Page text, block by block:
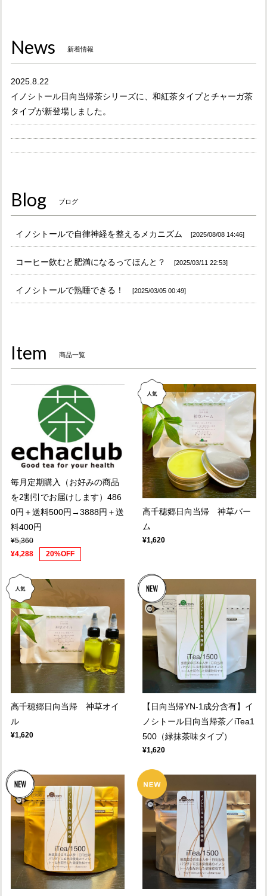
News 新着情報
2025.8.22
イノシトール日向当帰茶シリーズに、和紅茶タイプとチャーガ茶
タイプが新登場しました。
Blog ブログ
イノシトールで自律神経を整えるメカニズム 2025/08/08 14:46
コーヒー飲むと肥満になるってほんと？ 2025/03/11 22:53
イノシトールで熟睡できる！ 2025/03/05 00:49
Item 商品一覧
毎月定期購入（お好みの商品
を2割引でお届けします）486
0円＋送料500円→3888円＋送
料400円
¥5,360
¥4,288
20%OFF
高千穂郷日向当帰 神草バー
ム
¥1,620
高千穂郷日向当帰 神草オイ
ル
¥1,620
【日向当帰YN-1成分含有】イ
ノシトール日向当帰茶／iTea1
500（緑抹茶味タイプ）
¥1,620